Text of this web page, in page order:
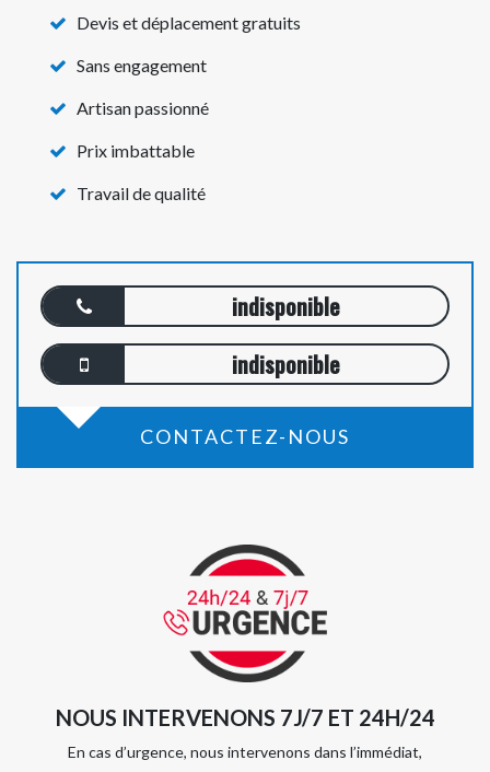
Devis et déplacement gratuits
Sans engagement
Artisan passionné
Prix imbattable
Travail de qualité
indisponible
indisponible
CONTACTEZ-NOUS
NOUS INTERVENONS 7J/7 ET 24H/24
En cas d’urgence, nous intervenons dans l’immédiat,